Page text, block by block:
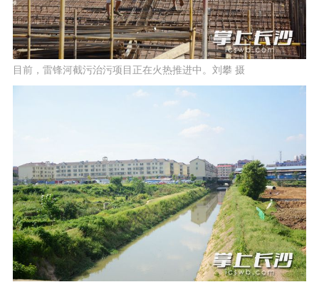
目前，雷锋河截污治污项目正在火热推进中。刘攀 摄